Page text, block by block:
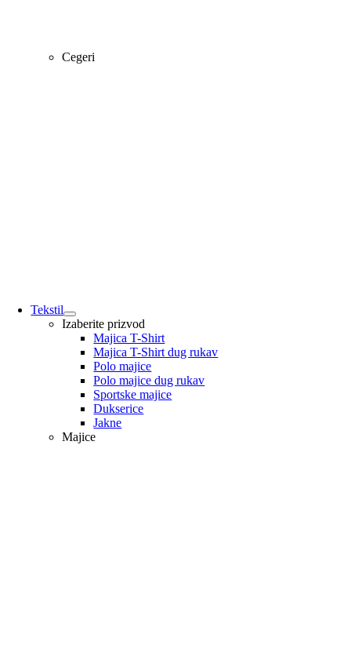
Cegeri
Tekstil
Izaberite prizvod
Majica T-Shirt
Majica T-Shirt dug rukav
Polo majice
Polo majice dug rukav
Sportske majice
Dukserice
Jakne
Majice